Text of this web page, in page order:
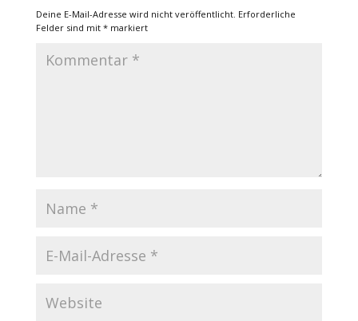
Deine E-Mail-Adresse wird nicht veröffentlicht. Erforderliche
Felder sind mit *markiert